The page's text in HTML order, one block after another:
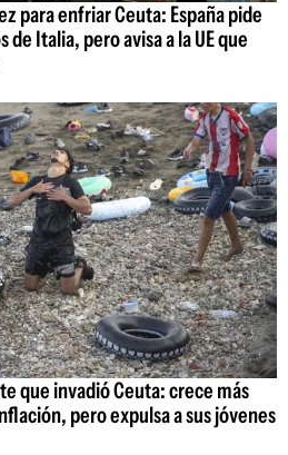
para enfriar Ceuta: España pide
de Italia, pero avisa a la UE que
que invadió Ceuta: crece más
pero expulsa a sus jóvenes